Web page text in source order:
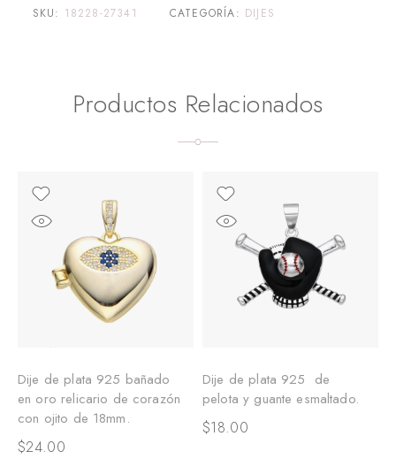
SKU: 18228-27341 CATEGORÍA: DIJES
Productos Relacionados
Dije de plata 925 bañado
en oro relicario de corazón
con ojito de 18mm.
$24.00
Dije de plata 925 de
pelota y guante esmaltado.
$18.00